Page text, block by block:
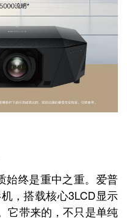
始终是重中之重。爱普
，搭载核心3LCD显示
它带来的，不只是单纯